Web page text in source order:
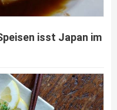
isst Japan im